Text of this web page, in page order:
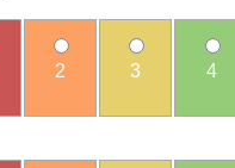
2 3 4